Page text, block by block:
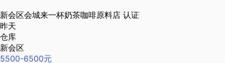
新会区会城来一杯奶茶咖啡原料店 认证
昨天
仓库
新会区
5500-6500元